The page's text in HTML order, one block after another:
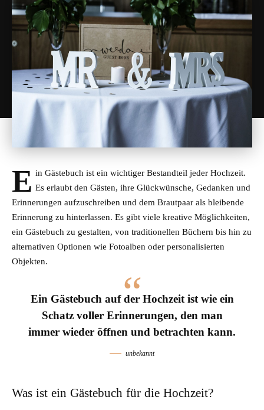
E in Gästebuch ist ein wichtiger Bestandteil jeder Hochzeit.
Es erlaubt den Gästen, ihre Glückwünsche, Gedanken und
Erinnerungen aufzuschreiben und dem Brautpaar als bleibende
Erinnerung zu hinterlassen. Es gibt viele kreative Möglichkeiten,
ein Gästebuch zu gestalten, von traditionellen Büchern bis hin zu
alternativen Optionen wie Fotoalben oder personalisierten
Objekten.
Ein Gästebuch auf der Hochzeit ist wie ein
Schatz voller Erinnerungen, den man
immer wieder öffnen und betrachten kann.
unbekannt
Was ist ein Gästebuch für die Hochzeit?